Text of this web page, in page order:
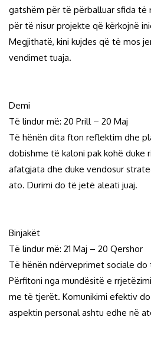
gatshëm për të përballuar sfida të
për të nisur projekte që kërkojnë
Megjithatë, kini kujdes që të mos
vendimet tuaja.
Demi
Të lindur më: 20 Prill – 20 Maj
Të hënën dita fton reflektim dhe
dobishme të kaloni pak kohë duke
afatgjata dhe duke vendosur
ato. Durimi do të jetë aleati juaj.
Binjakët
Të lindur më: 21 Maj – 20 Qershor
Të hënën ndërveprimet sociale do
Përfitoni nga mundësitë e
me të tjerët. Komunikimi efektiv do
aspektin personal ashtu edhe në